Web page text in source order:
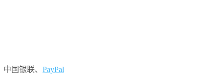
国银联、 PayPal